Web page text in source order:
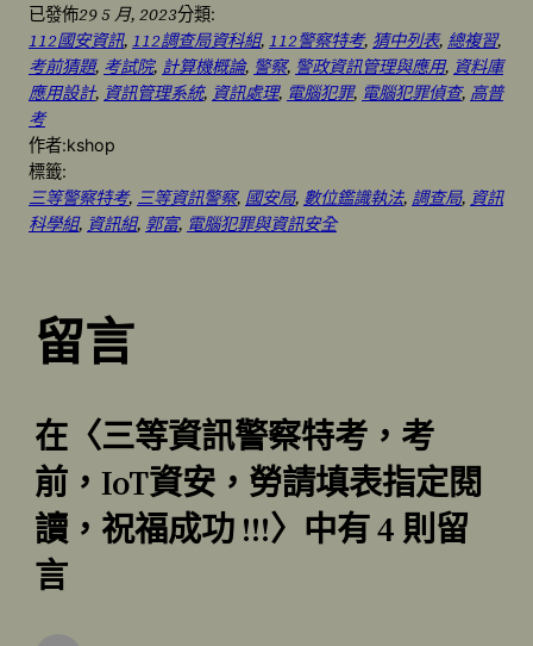
已發佈29 5 月, 2023分類:
112國安資訊, 112調查局資科組, 112警察特考, 猜中列表, 總複習
考前猜題, 考試院, 計算機概論, 警察, 警政資訊管理與應用, 資料庫
應用設計, 資訊管理系統, 資訊處理, 電腦犯罪, 電腦犯罪偵查, 高普
考
作者:kshop
標籤:
三等警察特考, 三等資訊警察, 國安局, 數位鑑識執法, 調查局, 資訊
科學組, 資訊組, 郭富, 電腦犯罪與資訊安全
留言
在〈三等資訊警察特考，考
前，IoT資安，勞請填表指定閱
讀，祝福成功 !!!〉中有 4 則留
言